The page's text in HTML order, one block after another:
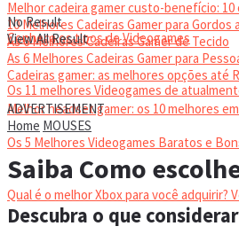
Melhor cadeira gamer custo-benefício:
10 Melhores Cadeiras Gamer para
As 6 Melhores Cadeiras Gamer de Tecido
As 6 Melhores Cadeiras Gamer para
Cadeiras gamer: as melhores opções até
HEADSET
Melhor headset gamer: os 10 melhores
Conheça os tipos de Videogames
Os 11 melhores Videogames de
Os 5 Melhores Videogames Baratos e
Qual é o melhor Xbox para você adquirir?
No Result
View All Result
ADVERTISEMENT
Home MOUSES
Saiba Como
Descubra o que